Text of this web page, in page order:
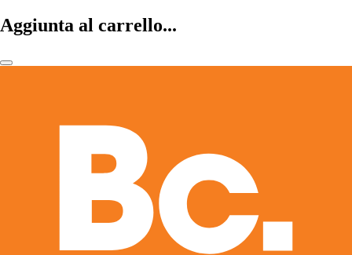
Aggiunta al carrello...